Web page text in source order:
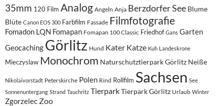
35mm 120 Film Analog Angeln Anja Berzdorfer See Blume
Blüte Canon EOS 300 Farbfilm Fassade Filmfotografie
Fomadon LQN Fomapan Fomapan 100 Classic Friedhof Gans Garten
Geocaching Görlitz Hund Kater Katze Kuh Landeskrone
Mieczyslaw Monochrom Naturschutztierpark Görlitz Neiße
Nikolaivorstadt Peterskirche Polen Rind Rollfilm Sachsen See
Sonnenuntergang Strand Tauchritz TierparkTierpark Görlitz Urlaub Winter
Zgorzelec Zoo